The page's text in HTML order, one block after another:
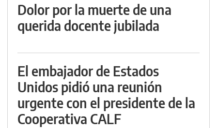
Dolor por la muerte de una
querida docente jubilada
El embajador de Estados
Unidos pidió una reunión
urgente con el presidente de la
Cooperativa CALF